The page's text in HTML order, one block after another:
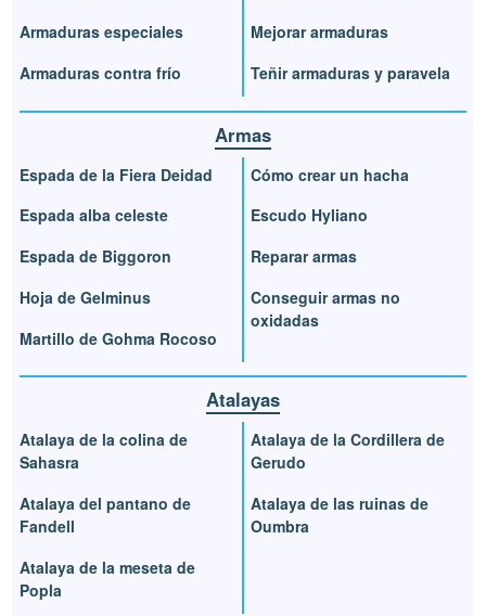
Armaduras especiales
Armaduras contra frío
Mejorar armaduras
Teñir armaduras y paravela
Armas
Espada de la Fiera Deidad
Espada alba celeste
Espada de Biggoron
Hoja de Gelminus
Martillo de Gohma Rocoso
Cómo crear un hacha
Escudo Hyliano
Reparar armas
Conseguir armas no
oxidadas
Atalayas
Atalaya de la colina de
Sahasra
Atalaya del pantano de
Fandell
Atalaya de la meseta de
Popla
Atalaya de la Cordillera de
Gerudo
Atalaya de las ruinas de
Oumbra